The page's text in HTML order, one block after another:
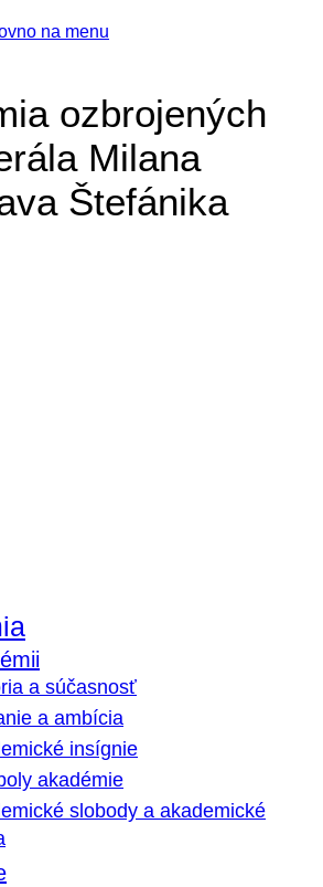
na menu
ozbrojených
Milana
Štefánika
a súčasnosť
a ambícia
insígnie
akadémie
slobody a akademické